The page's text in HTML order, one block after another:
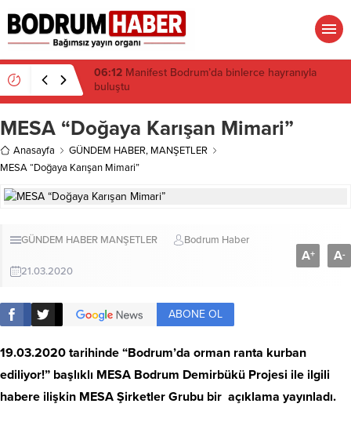
16:19Gümüşlük’te kıyı isyanı: Mandalinci hakkında
suç duyurusu
MESA “Doğaya Karışan Mimari”
Anasayfa GÜNDEM HABER, MANŞETLER
MESA “Doğaya Karışan Mimari”
GÜNDEM HABER MANŞETLER Bodrum Haber
21.03.2020
A+ A-
ABONE OL
19.03.2020 tarihinde “Bodrum’da orman ranta kurban
ediliyor!” başlıklı MESA Bodrum Demirbükü Projesi ile ilgili
habere ilişkin MESA Şirketler Grubu bir açıklama yayınladı.